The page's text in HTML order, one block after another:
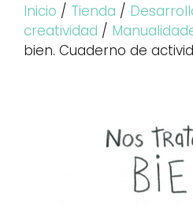
Inicio / Tienda /
creatividad /
bien. Cuaderno de